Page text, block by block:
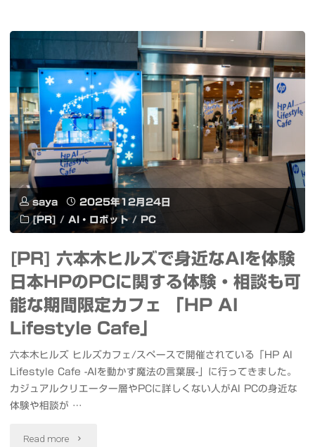
リ
オ
ン
大
雲
馬
星
雲
（IC434）
プ
レ
saya
2025年12月24日
[PR]
/ AI・ロボット / PC
[PR] 六本木ヒルズで身近なAIを体験
日本HPのPCに関する体験・相談も可
能な期間限定カフェ 「HP AI
Lifestyle Cafe」
六本木ヒルズ ヒルズカフェ/スペースで開催されている「HP AI
Lifestyle Cafe -AIを動かす魔法の言葉展-」に行ってきました。
カジュアルクリエーター層やPCに詳しくない人がAI PCの身近な
体験や相談が …
Read more